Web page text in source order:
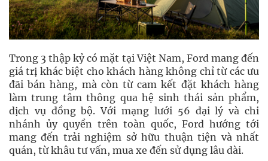
Trong 3 thập kỷ có mặt tại Việt Nam, Ford mang đến
giá trị khác biệt cho khách hàng không chỉ từ các ưu
đãi bán hàng, mà còn từ cam kết đặt khách hàng
làm trung tâm thông qua hệ sinh thái sản phẩm,
dịch vụ đồng bộ. Với mạng lưới 56 đại lý và chi
nhánh ủy quyền trên toàn quốc, Ford hướng tới
mang đến trải nghiệm sở hữu thuận tiện và nhất
quán, từ khâu tư vấn, mua xe đến sử dụng lâu dài.